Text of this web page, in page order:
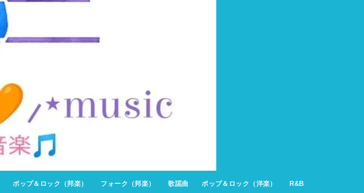
ポップ＆ロック（邦楽） フォーク（邦楽） 歌謡曲 ポップ＆ロック（洋楽） R&B